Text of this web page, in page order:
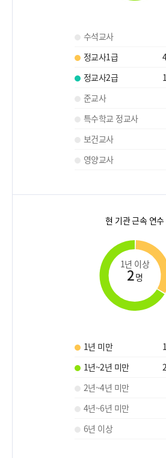
수석교사
정교사1급
정교사2급
1
준교사
특수학교 정교사
보건교사
영양교사
현 기관 근속 연수
1년 이상
2명
1년 미만 1
1년~2년 미만
2
2년~4년 미만
4년~6년 미만
6년 이상